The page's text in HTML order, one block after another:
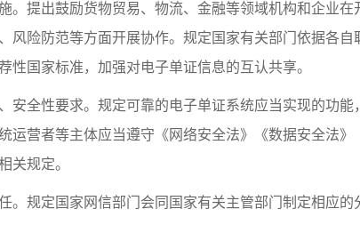
提出鼓励货物贸易、物流、金融等领域机构和企业在
风险防范等方面开展协作。规定国家有关部门依据各
国家标准，加强对电子单证信息的互认共享。
全性要求。规定可靠的电子单证系统应当实现的功能
运营者等主体应当遵守《网络安全法》《数据安全法
关规定。
规定国家网信部门会同国家有关主管部门制定相应的